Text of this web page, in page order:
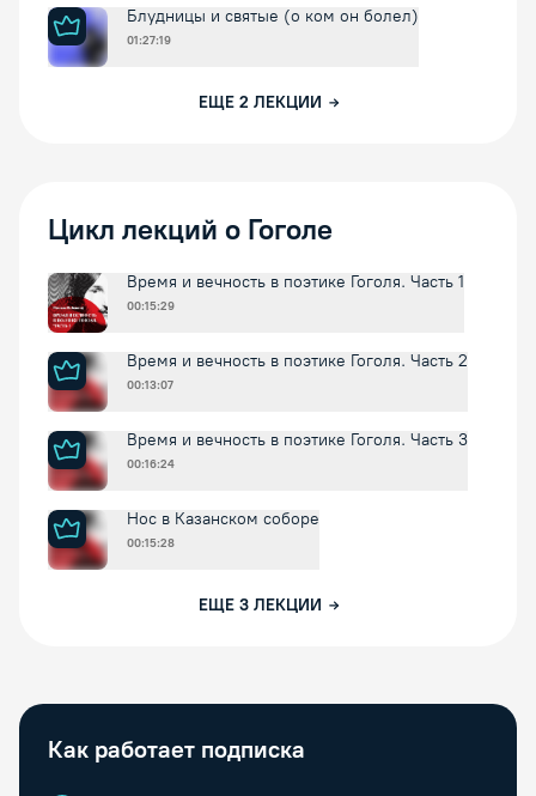
Блудницы и святые (о ком он болел)
01:27:19
ЕЩЕ 2 ЛЕКЦИИ
Цикл лекций о Гоголе
Время и вечность в поэтике Гоголя. Часть 1
00:15:29
Время и вечность в поэтике Гоголя. Часть 2
00:13:07
Время и вечность в поэтике Гоголя. Часть 3
00:16:24
Нос в Казанском соборе
00:15:28
ЕЩЕ 3 ЛЕКЦИИ
Как работает подписка